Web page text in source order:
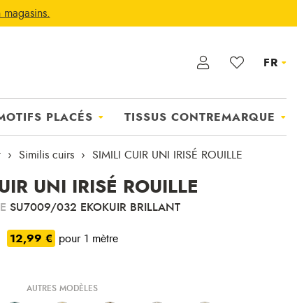
magasins.
FR
PLACÉS TISSUS CONTREMARQUE
Similis cuirs SIMILI CUIR UNI IRISÉ ROUILLE
UNI IRISÉ ROUILLE
SU7009/032 EKOKUIR BRILLANT
12,99 € pour 1 mètre
AUTRES MODÈLES